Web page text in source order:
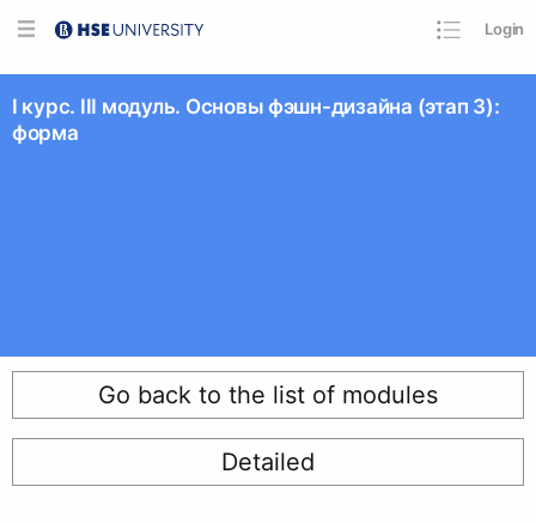
Login
I курс. III модуль. Основы фэшн-дизайна (этап 3):
форма
Go back to the list of modules
Detailed